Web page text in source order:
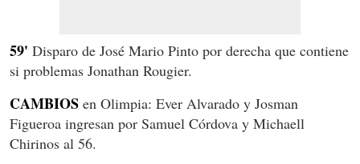
59' Disparo de José Mario Pinto por derecha que contiene
si problemas Jonathan Rougier.
CAMBIOS en Olimpia: Ever Alvarado y Josman
Figueroa ingresan por Samuel Córdova y Michaell
Chirinos al 56.